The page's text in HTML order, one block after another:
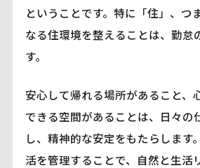
ということです。特に「住」、つ
なる住環境を整えることは、勤怠
す。
安心して帰れる場所があること、
できる空間があることは、日々の
し、精神的な安定をもたらします
活を管理することで、自然と生活